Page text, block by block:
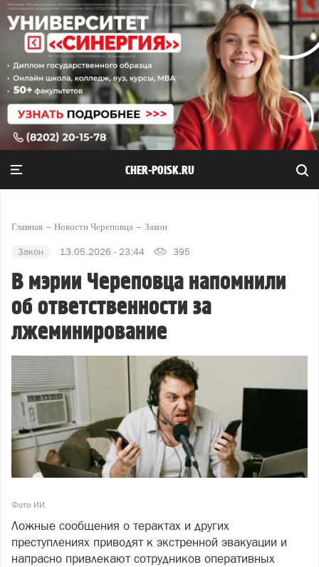
CHER-POISK.RU
Главная Новости Череповца Закон
Закон 13.05.2026 - 23:44 395
В мэрии Череповца напомнили
об ответственности за
лжеминирование
Фото ИИ
Ложные сообщения о терактах и других
преступлениях приводят к экстренной эвакуации и
напрасно привлекают сотрудников оперативных